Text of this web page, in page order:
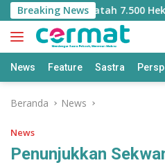
Langsung
ke
konten
Breaking News
Kehilangan Jatah 7.500
News Feature Sastra
Beranda News
News
Penunjukkan